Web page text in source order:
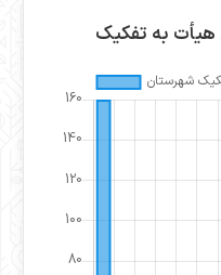
هیأت به تفکیک